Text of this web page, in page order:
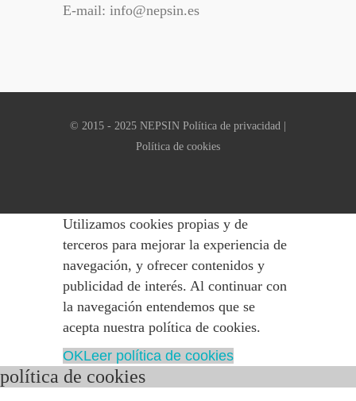
E-mail: info@nepsin.es
© 2015 - 2025 NEPSIN Política de privacidad
Política de cookies
Utilizamos cookies propias y de
terceros para mejorar la experiencia de
navegación, y ofrecer contenidos y
publicidad de interés. Al continuar con
la navegación entendemos que se
acepta nuestra política de cookies.
OKLeer política de cookies
política de cookies